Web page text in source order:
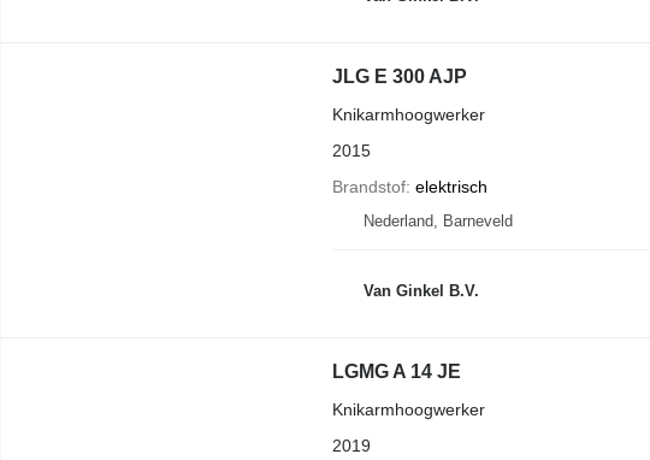
JLG E 300 AJP
Knikarmhoogwerker
2015
Brandstof elektrisch
Nederland, Barneveld
Van Ginkel B.V.
LGMG A 14 JE
Knikarmhoogwerker
2019